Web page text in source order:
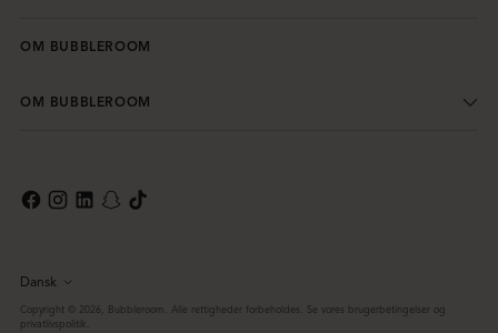
OM BUBBLEROOM
OM BUBBLEROOM
Sprog
Dansk
Copyright © 2026, Bubbleroom. Alle rettigheder forbeholdes. Se vores brugerbetingelser og
privatlivspolitik.